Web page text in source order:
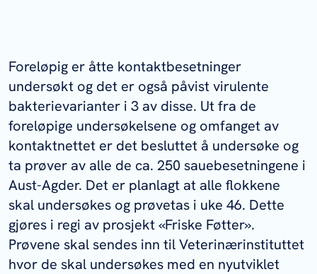
Foreløpig er åtte kontaktbesetninger
undersøkt og det er også påvist virulente
bakterievarianter i 3 av disse. Ut fra de
foreløpige undersøkelsene og omfanget av
kontaktnettet er det besluttet å undersøke og
ta prøver av alle de ca. 250 sauebesetningene i
Aust-Agder. Det er planlagt at alle flokkene
skal undersøkes og prøvetas i uke 46. Dette
gjøres i regi av prosjekt «Friske Føtter».
Prøvene skal sendes inn til Veterinærinstituttet
hvor de skal undersøkes med en nyutviklet